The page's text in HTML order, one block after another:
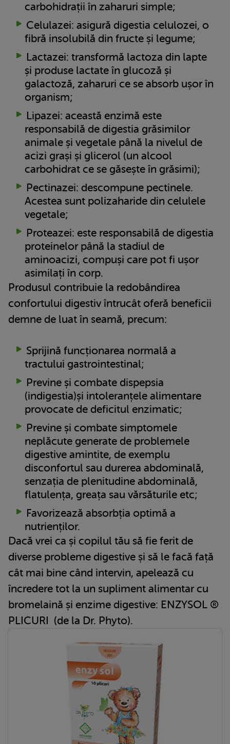
carbohidrații în zaharuri simple;
Celulazei: asigură digestia celulozei, o
fibră insolubilă din fructe și legume;
Lactazei: transformă lactoza din lapte
și produse lactate în glucoză și
galactoză, zaharuri ce se absorb ușor în
organism;
Lipazei: această enzimă este
responsabilă de digestia grăsimilor
animale și vegetale până la nivelul de
acizi grași și glicerol (un alcool
carbohidrat ce se găsește în grăsimi);
Pectinazei: descompune pectinele.
Acestea sunt polizaharide din celulele
vegetale;
Proteazei: este responsabilă de digestia
proteinelor până la stadiul de
aminoacizi, compuși care pot fi ușor
asimilați în corp.
Produsul contribuie la redobândirea
confortului digestiv întrucât oferă beneficii
demne de luat în seamă, precum:
Sprijină funcționarea normală a
tractului gastrointestinal;
Previne și combate dispepsia
(indigestia)și intoleranțele alimentare
provocate de deficitul enzimatic;
Previne și combate simptomele
neplăcute generate de problemele
digestive amintite, de exemplu
disconfortul sau durerea abdominală,
senzația de plenitudine abdominală,
flatulența, greața sau vărsăturile etc;
Favorizează absorbția optimă a
nutrienților.
Dacă vrei ca și copilul tău să fie ferit de
diverse probleme digestive și să le facă față
cât mai bine când intervin, apelează cu
încredere tot la un supliment alimentar cu
bromelaină și enzime digestive: ENZYSOL ®
PLICURI (de la Dr. Phyto).